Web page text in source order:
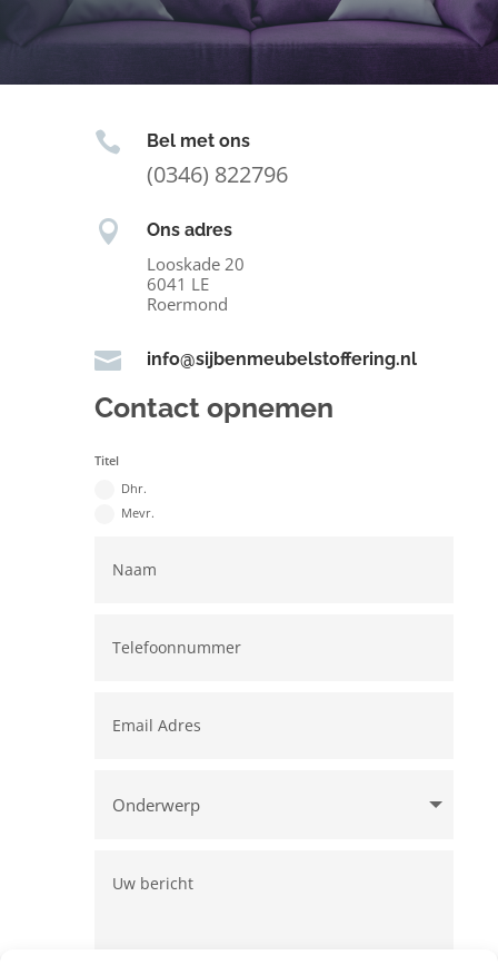
 Bel met ons
(0346) 822796
 Ons adres
Looskade 20
6041 LE
Roermond
 info@sijbenmeubelstoffering.nl
Contact opnemen
Titel
Dhr.
Mevr.